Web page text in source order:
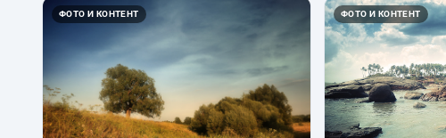
ФОТО И КОНТЕНТ ФОТО И КОНТЕНТ